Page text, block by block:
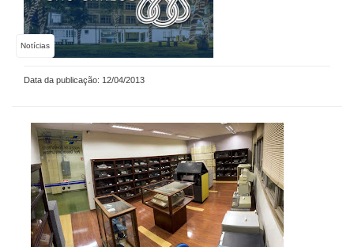
Notícias
Data da publicação: 12/04/2013